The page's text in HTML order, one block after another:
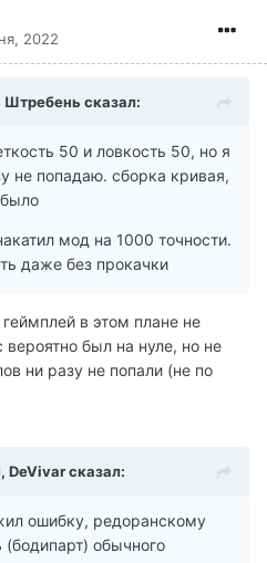
2022
Штребень сказал:
50 и ловкость 50, но я
не попадаю. сборка кривая,
мод на 1000 точности.
даже без прокачки
в этом плане не
был на нуле, но не
ни разу не попали (не по
DeVivarсказал:
ошибку, редоранскому
обычного